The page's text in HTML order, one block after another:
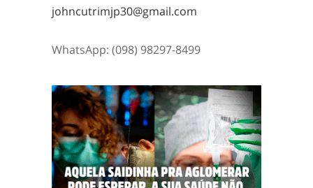
johncutrimjp30@gmail.com
WhatsApp: (098) 98297-8499